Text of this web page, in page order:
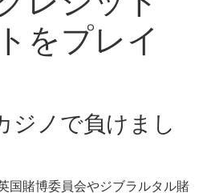
をプレイ
ジノで負けまし
国賭博委員会やジブラルタル賭